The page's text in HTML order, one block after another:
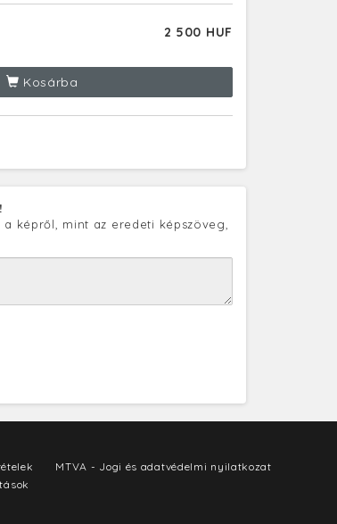
2 500 HUF
Kosárba
képről, mint az eredeti képszöveg,
MTVA - Jogi és adatvédelmi nyilatkozat